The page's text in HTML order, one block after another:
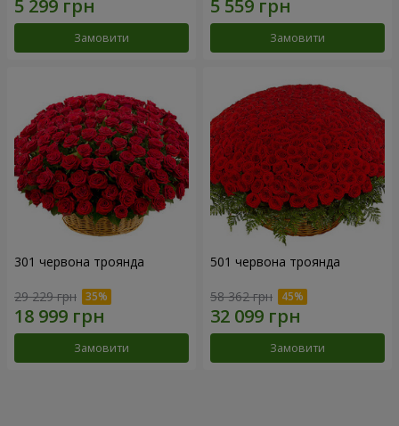
Замовити Замовити
301 червона троянда
29 229 грн
Замовити
501 червона троянда
58 362 грн
Замовити